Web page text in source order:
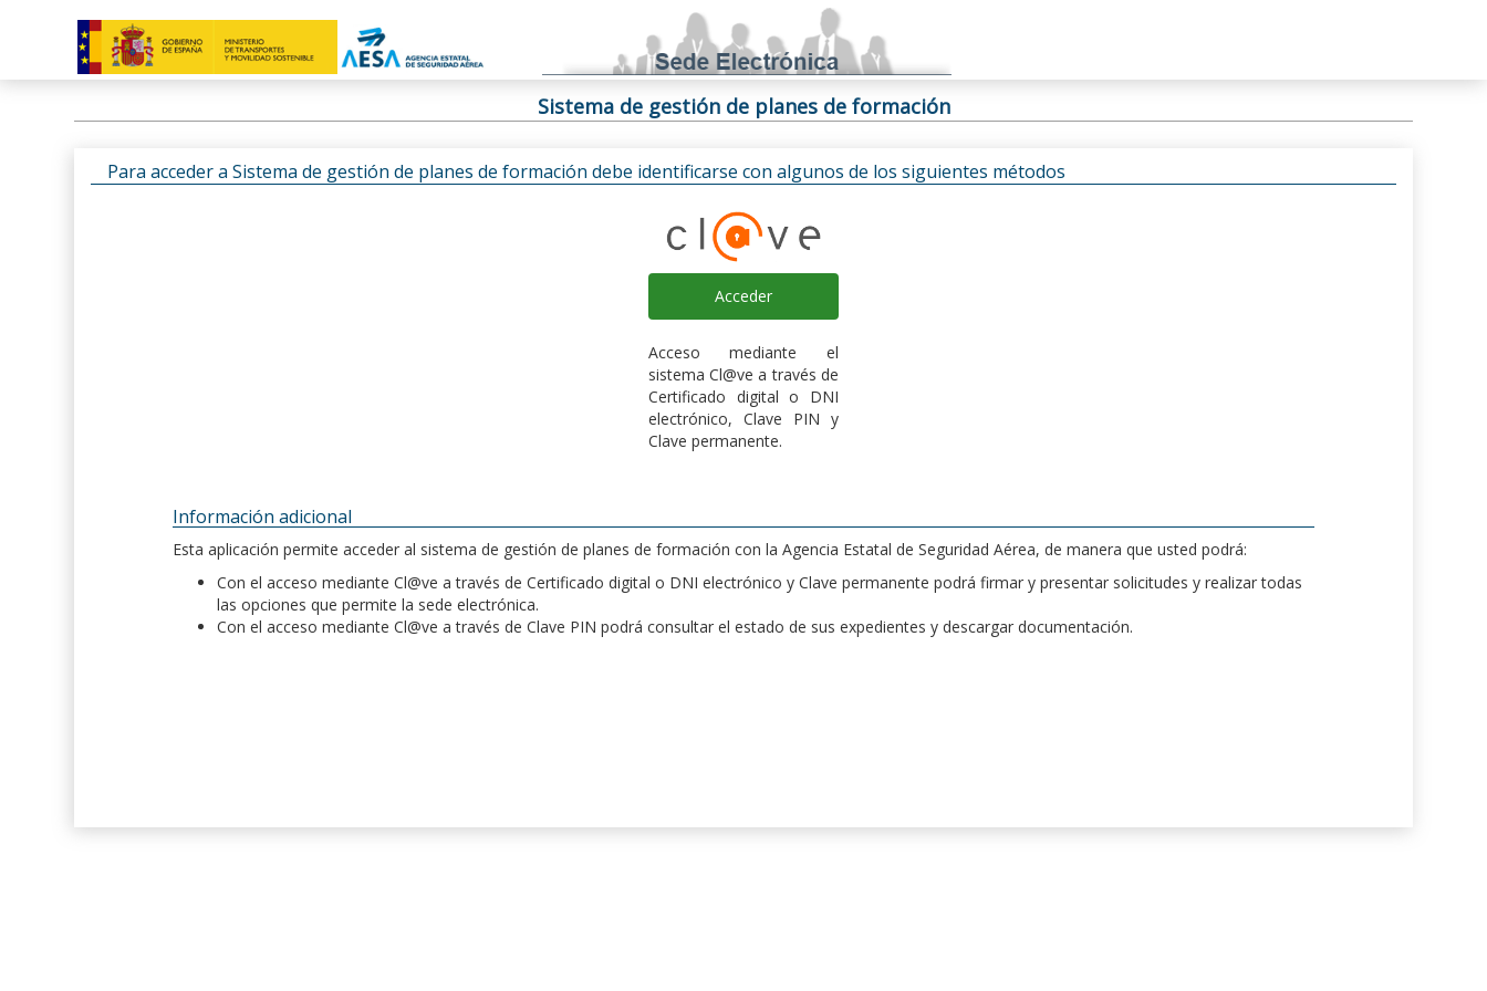
Sistema de gestión de planes de formación
Para acceder a Sistema de gestión de planes de formación debe identificarse con algunos de los siguientes métodos
Acceder
Acceso mediante el
sistema Cl@ve a través de
Certificado digital o DNI
electrónico, Clave PIN y
Clave permanente.
Información adicional
Esta aplicación permite acceder al sistema de gestión de planes de formación con la Agencia Estatal de Seguridad Aérea, de manera que usted podrá:
Con el acceso mediante Cl@ve a través de Certificado digital o DNI electrónico y Clave permanente podrá firmar y presentar solicitudes y realizar todas
las opciones que permite la sede electrónica.
Con el acceso mediante Cl@ve a través de Clave PIN podrá consultar el estado de sus expedientes y descargar documentación.